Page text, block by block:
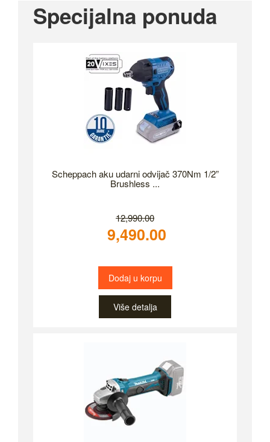
Specijalna ponuda
Scheppach aku udarni odvijač 370Nm 1/2”
Brushless ...
12,990.00
9,490.00
Dodaj u korpu
Više detalja